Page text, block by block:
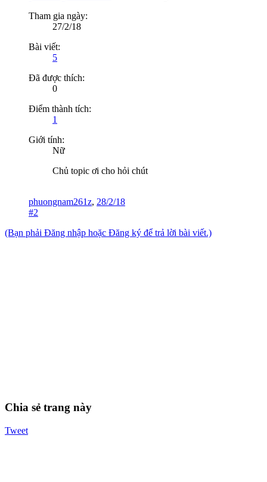
Tham gia ngày:
27/2/18
Bài viết:
5
Đã được thích:
0
Điểm thành tích:
1
Giới tính:
Nữ
Chủ topic ơi cho hỏi chút
phuongnam261z, 28/2/18
#2
(Bạn phải Đăng nhập hoặc Đăng ký để trả lời bài viết.)
Chia sẻ trang này
Tweet